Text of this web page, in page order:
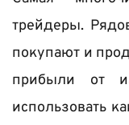
трейдеры.
покупают и
прибыли от
использовать